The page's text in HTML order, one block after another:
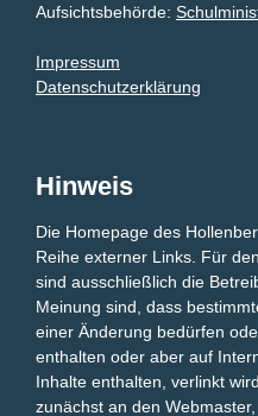
Aufsichtsbehörde:
Impressum
Datenschutzerklärung
Hinweis
Die Homepage des
Reihe externer Links. Für
sind ausschließlich die
Meinung sind, dass
einer Änderung bedürfen
enthalten oder aber auf
Inhalte enthalten, verlinkt
zunächst an den Webmaster